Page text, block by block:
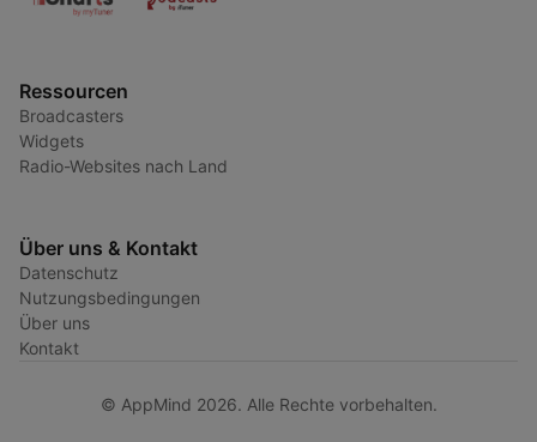
Ressourcen
Broadcasters
Widgets
Radio-Websites nach Land
Über uns & Kontakt
Datenschutz
Nutzungsbedingungen
Über uns
Kontakt
© AppMind 2026. Alle Rechte vorbehalten.